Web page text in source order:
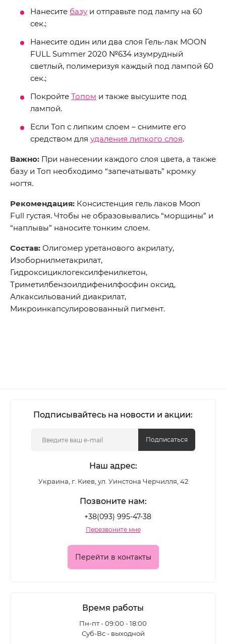
Нанесите базу и отправьте под лампу на 60
сек.;
Нанесите один или два слоя Гель-лак MOON
FULL Summer 2020 №634 изумрудный
светлый, полимеризуя каждый под лампой 60
сек.;
Покройте Топом и также высушите под
лампой.
Если Топ с липким слоем – снимите его
средством для удаления липкого слоя.
Важно: При нанесении каждого слоя цвета, а также
базу и Топ необходимо “запечатывать” кромку
ногтя.
Рекомендация: Консистенция гель лаков Moon
Full густая. Чтобы не образовывались “морщины” и
“наплывы” наносите тонким слоем.
Состав: Олигомер уретанового акрилату,
Изоборнилметакрилат,
Гидроксициклогексилфенилкетон,
Триметилбензоилдифенилфосфин оксид,
Алкаксильований диакрилат,
Микроинкапсулировованный пигмент.
Подписывайтесь на новости и акции:
Подписаться
Наш адрес:
Украина, г. Киев, ул. Уинстона Черчилля, 42
Позвоните нам:
+38(093) 995-47-38
Перезвоните мне
Перейти в контакты
Время работы
Пн-пт - 09:00 - 18:00
Суб-Вс - выходной